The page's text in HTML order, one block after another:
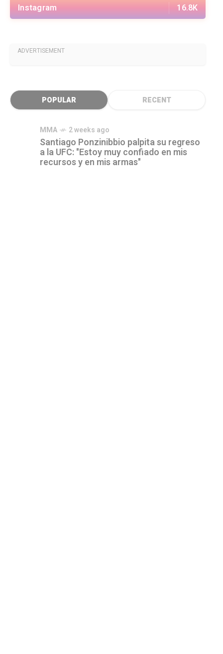
Instagram 16.8K
ADVERTISEMENT
POPULAR RECENT
MMA 2 weeks ago
Santiago Ponzinibbio palpita su regreso
a la UFC: "Estoy muy confiado en mis
recursos y en mis armas"